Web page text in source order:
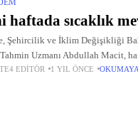
haftada sıcaklık
Şehircilik ve İklim Değişikliği
Uzmanı Abdullah Macit,
son değerlendirmelere göre,
EDITÖR 1 YIL ÖNCE